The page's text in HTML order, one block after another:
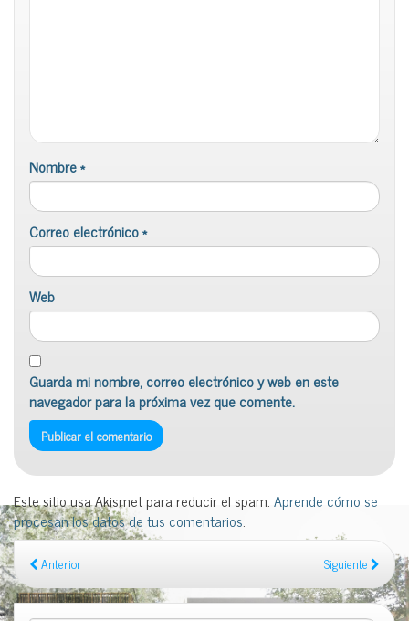
Nombre*
Correo electrónico*
Web
Guarda mi nombre, correo electrónico y web en este
navegador para la próxima vez que comente.
Este sitio usa Akismet para reducir el spam.Aprende cómo se
procesan los datos de tus comentarios.
Anterior Siguiente